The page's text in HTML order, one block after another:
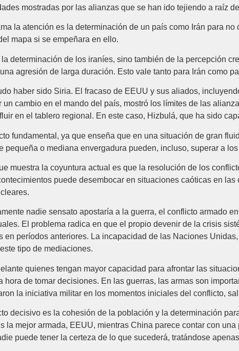
mostradas por las alianzas que se han ido tejiendo a raíz
la atención es la determinación de un país como Irán para
mapa si se empeñara en ello.
determinación de los iraníes, sino también de la percepción
agresión de larga duración. Esto vale tanto para Irán como
haber sido Siria. El fracaso de EEUU y sus aliados,
un cambio en el mando del país, mostró los límites de las
en el tablero regional. En este caso, Hizbulá, que ha sido
fundamental, ya que enseña que en una situación de gran
pequeña o mediana envergadura pueden, incluso, superar a
muestra la coyuntura actual es que la resolución de los
puede desembocar en situaciones caóticas en
nadie sensato apostaría a la guerra, el conflicto armado
El problema radica en que el propio devenir de la crisis
en períodos anteriores. La incapacidad de las Naciones
tipo de mediaciones.
quienes tengan mayor capacidad para afrontar las
hora de tomar decisiones. En las guerras, las armas son
la iniciativa militar en los momentos iniciales del conflicto,
decisivo es la cohesión de la población y la determinación
la mejor armada, EEUU, mientras China parece contar con
puede tener la certeza de lo que sucederá, tratándose